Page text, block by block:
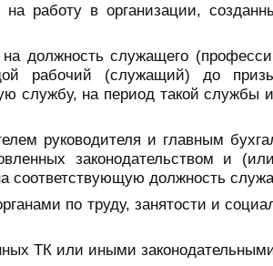
работу в организации,
должность служащего
рабочий (служащий) до
службу, на период такой службы
руководителя и главным
законодательством и
соответствующую должность
по труду, занятости и
ТК или иными